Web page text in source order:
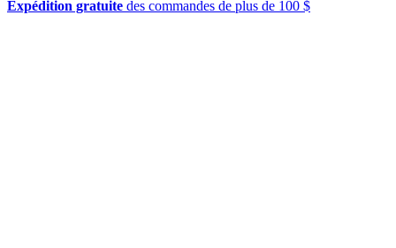
Expédition gratuite des commandes de plus de 100 $